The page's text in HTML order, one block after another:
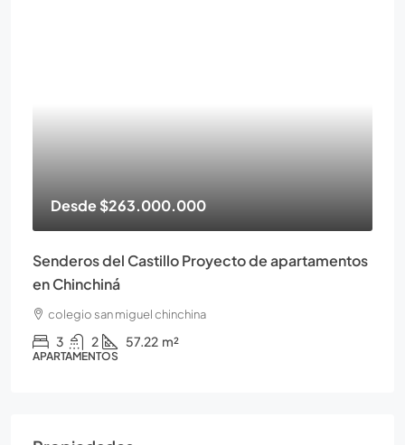
Desde$263.000.000
Senderos del Castillo Proyecto de apartamentos
en Chinchiná
colegio san miguel chinchina
3 2 57.22 m²
APARTAMENTOS